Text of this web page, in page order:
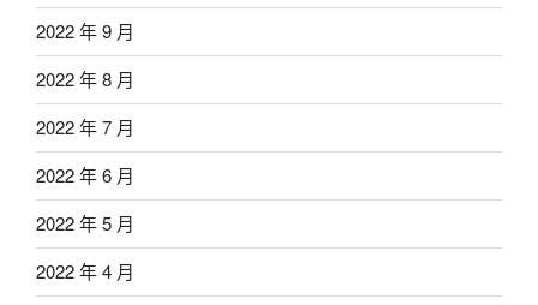
2022 年 9 月
2022 年 8 月
2022 年 7 月
2022 年 6 月
2022 年 5 月
2022 年 4 月